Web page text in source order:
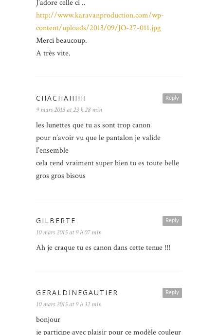
J’adore celle ci ..
http://www.karavanproduction.com/wp-
content/uploads/2013/09/JO-27-011.jpg
Merci beaucoup.
A très vite.
Reply
CHACHAHIHI
9 mars 2015 at 23 h 28 min
les lunettes que tu as sont trop canon
pour n’avoir vu que le pantalon je valide
l’ensemble
cela rend vraiment super bien tu es toute belle
gros gros bisous
Reply
GILBERTE
10 mars 2015 at 9 h 07 min
Ah je craque tu es canon dans cette tenue !!!
Reply
GERALDINEGAUTIER
10 mars 2015 at 9 h 32 min
bonjour
je participe avec plaisir pour ce modèle couleur